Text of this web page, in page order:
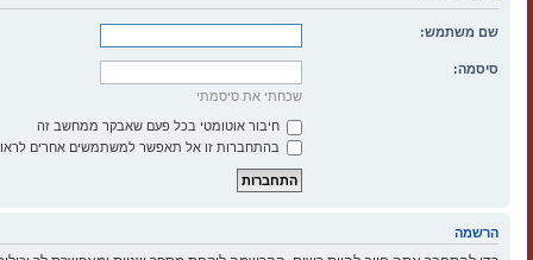
שם משתמש:
סיסמה:
שכחתי את סיסמתי
חיבור אוטומטי בכל פעם שאבקר ממחשב זה
בהתחברות זו אל תאפשר למשתמשים אחרים
הרשמה